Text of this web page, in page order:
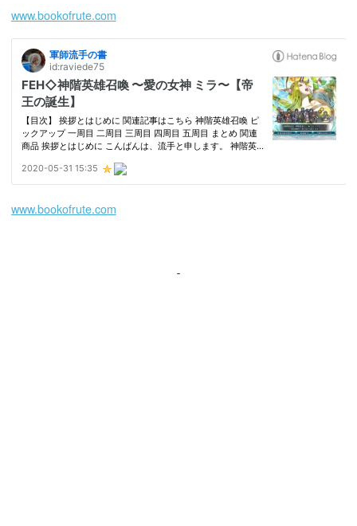
www.bookofrute.com
www.bookofrute.com